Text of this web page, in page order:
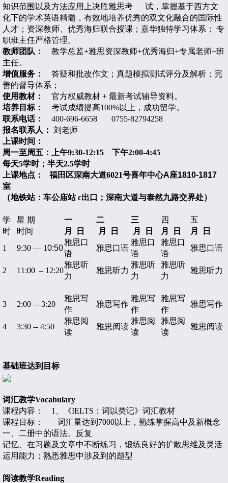
知识范围以及方法应用上决胜雅思考
试，掌握基于西方文
化下的学术英语精髓，有效地培养优秀的双文化融合的国际性
人才；资深教师、优秀海归联合授课；嘉华独特学习体系；
专
职班主任严格管理。
教师团队：
教学总监+雅思资深教师+优秀海归+专属老师+班
主任。
增值服务：
答疑和批改作文；真题模拟测试评分及解析；完
善的督导体系；
使用教材：
官方权威教材 + 最新考试辅导资料。
培养目标：
考试成绩提高100%以上，成功留学。
联系电话：
400-696-6658 0755-82794258
报名联系人： 刘老师
上课时间：
周一至周五：上午9:30-12:15 下午2:00-4:45
每天5学时；半天2.5学时
上课地点： 福田区深南大道6021号喜年中心A座1810-1817
室
（地铁站：车公庙站 c出口；深南大道与泰然九路交界处）
学
时
星 期
时间
一
月
日
二
月
日
三
月
日
四
月
日
五
月
日
1
9:30 — 10:50
雅思口
语
雅思口语
雅思口
语
雅思口
语
雅思口语
2 11:00 – 12:20
雅思听
力
雅思听力
雅思听
力
雅思听
力
雅思听力
3 2:00 —3:20
雅思写
作
雅思写作
雅思写
作
雅思写
作
雅思写作
4 3:30 -- 4:50
雅思阅
读
雅思阅读
雅思阅
读
雅思阅
读
雅思阅读
基础班达到目标
词汇教学Vocabulary
课程内容： 1
、《IELTS ：词以类记》 词汇教材
课程目标： 词汇量达到7000以上，熟练掌握高中及新概念
一、二册中的语法。反复
记忆、在习题及文章中不断练习，锻练良好的扩散思维及灵活
运用能力；熟悉雅思中涉及到的题型
阅读教学Reading